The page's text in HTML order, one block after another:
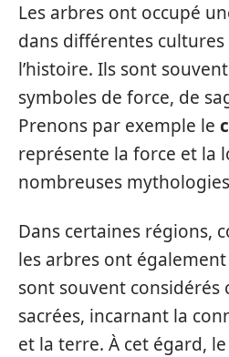
Les arbres ont occupé
dans différentes
l’histoire. Ils sont
symboles de force, de
Prenons par exemple le
représente la force et la
nombreuses
Dans certaines régions,
les arbres ont
sont souvent considérés
sacrées, incarnant la
et la terre. À cet égard, le